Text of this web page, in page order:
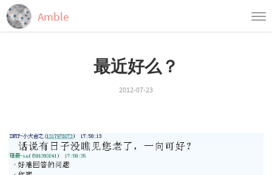
Amble
归档
标签
最近好么？
2012-07-23